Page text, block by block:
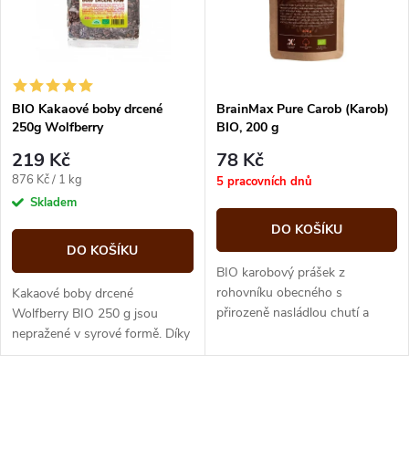
í
p
r
o
d
u
k
s
p
r
o
d
u
BIO Kakaové boby drcené
250g Wolfberry
219 Kč
Měrná
cena:
876 Kč / 1 kg
Skladem
DO KOŠÍKU
Kakaové boby drcené
Wolfberry BIO 250 g jsou
nepražené v syrové formě. Díky
tomu si zachovávají
BrainMax Pure Carob (Karob)
BIO, 200 g
78 Kč
5 pracovních dnů
DO KOŠÍKU
BIO karobový prášek z
rohovníku obecného s
přirozeně nasládlou chutí a
alternativa kakaa – bez kofeinu